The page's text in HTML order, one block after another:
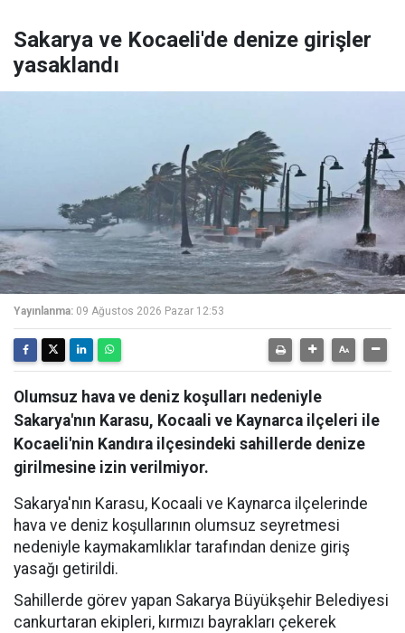
Sakarya ve Kocaeli'de denize girişler
yasaklandı
Yayınlanma: 09 Ağustos 2026 Pazar 12:53
Olumsuz hava ve deniz koşulları nedeniyle
Sakarya'nın Karasu, Kocaali ve Kaynarca ilçeleri ile
Kocaeli'nin Kandıra ilçesindeki sahillerde denize
girilmesine izin verilmiyor.
Sakarya'nın Karasu, Kocaali ve Kaynarca ilçelerinde
hava ve deniz koşullarının olumsuz seyretmesi
nedeniyle kaymakamlıklar tarafından denize giriş
yasağı getirildi.
Sahillerde görev yapan Sakarya Büyükşehir Belediyesi
cankurtaran ekipleri, kırmızı bayrakları çekerek